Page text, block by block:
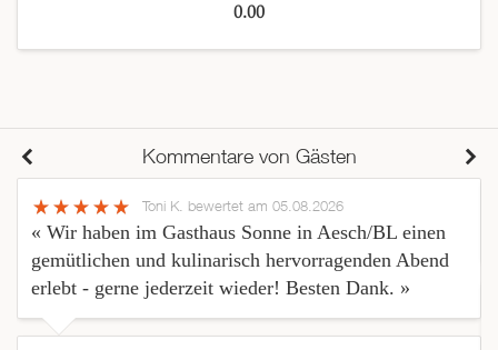
0.00
Kommentare von Gästen
Toni K. bewertet am 05.08.2026
« Wir haben im Gasthaus Sonne in Aesch/BL einen
gemütlichen und kulinarisch hervorragenden Abend
erlebt - gerne jederzeit wieder! Besten Dank. »